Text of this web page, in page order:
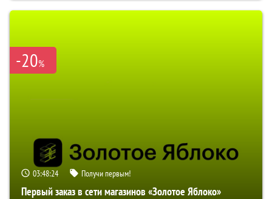
-20%
03:48:24 Получи первым!
Первый заказ в сети магазинов «Золотое Яблоко»